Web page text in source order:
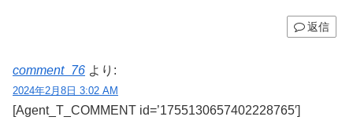
返信
comment_76 より:
2024年2月8日 3:02 AM
[Agent_T_COMMENT id=’1755130657402228765′]